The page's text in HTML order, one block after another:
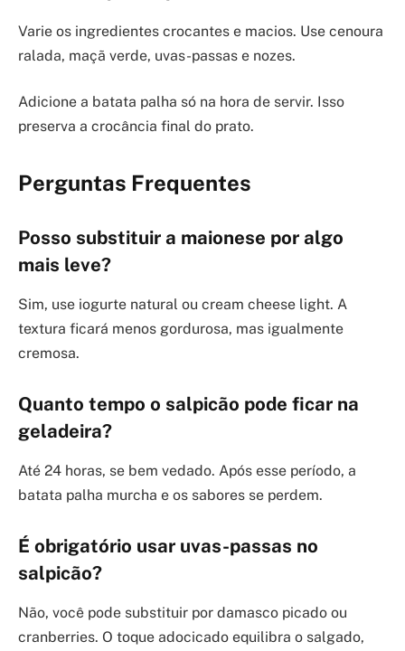
Varie os ingredientes crocantes e macios. Use cenoura
ralada, maçã verde, uvas-passas e nozes.
Adicione a batata palha só na hora de servir. Isso
preserva a crocância final do prato.
Perguntas Frequentes
Posso substituir a maionese por algo
mais leve?
Sim, use iogurte natural ou cream cheese light. A
textura ficará menos gordurosa, mas igualmente
cremosa.
Quanto tempo o salpicão pode ficar na
geladeira?
Até 24 horas, se bem vedado. Após esse período, a
batata palha murcha e os sabores se perdem.
É obrigatório usar uvas-passas no
salpicão?
Não, você pode substituir por damasco picado ou
cranberries. O toque adocicado equilibra o salgado,